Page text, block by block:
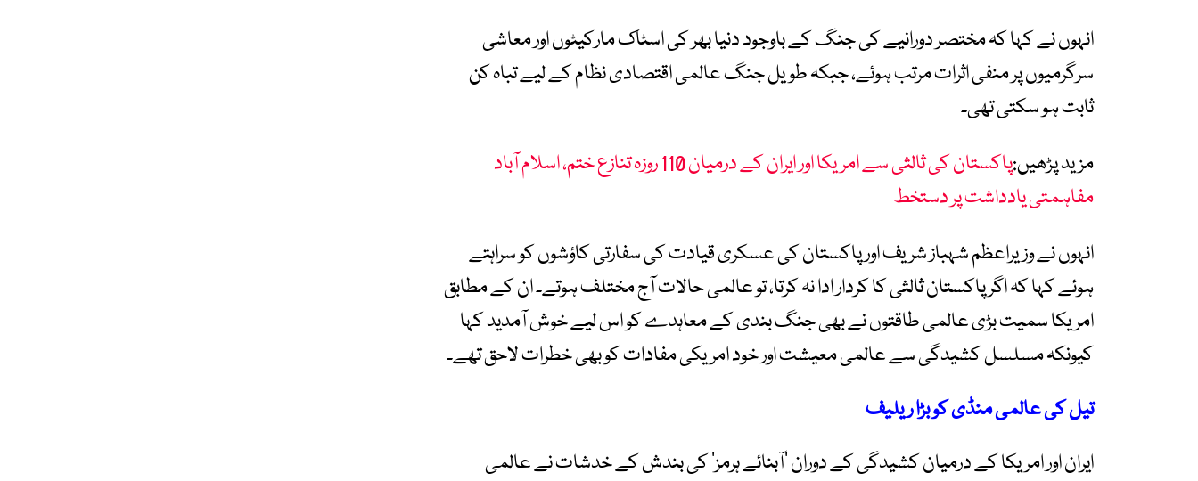
انہوں نے کہا کہ مختصر دورانیے کی جنگ کے باوجود دنیا بھر کی اسٹاک مارکیٹوں اور معاشی
سرگرمیوں پر منفی اثرات مرتب ہوئے، جبکہ طویل جنگ عالمی اقتصادی نظام کے لیے تباہ کن
ثابت ہو سکتی تھی۔
مزید پڑھیں:
پاکستان کی ثالثی سے امریکا اور ایران کے درمیان 110 روزہ تنازع ختم، اسلام آباد
مفاہمتی یادداشت پر دستخط
انہوں نے وزیراعظم شہباز شریف اور پاکستان کی عسکری قیادت کی سفارتی کاؤشوں کو سراہتے
ہوئے کہا کہ اگر پاکستان ثالثی کا کردار ادا نہ کرتا، تو عالمی حالات آج مختلف ہوتے۔ ان کے مطابق
امریکا سمیت بڑی عالمی طاقتوں نے بھی جنگ بندی کے معاہدے کو اس لیے خوش آمدید کہا
کیونکہ مسلسل کشیدگی سے عالمی معیشت اور خود امریکی مفادات کو بھی خطرات لاحق تھے۔
تیل کی عالمی منڈی کو بڑا ریلیف
ایران اور امریکا کے درمیان کشیدگی کے دوران ‘آبنائے ہرمز’ کی بندش کے خدشات نے عالمی